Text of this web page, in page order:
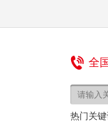
全
热门关键